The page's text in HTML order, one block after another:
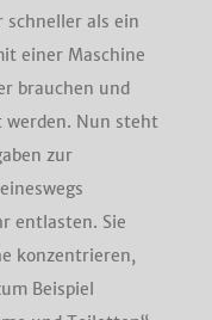
schneller als ein
einer Maschine
brauchen und
werden. Nun steht
zur
entlasten. Sie
konzentrieren,
Beispiel